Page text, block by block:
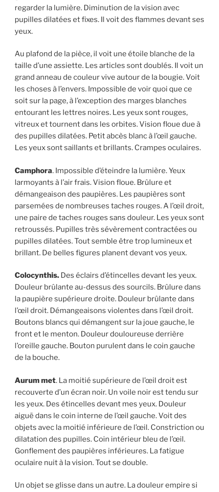
regarder la lumière. Diminution de la vision avec
pupilles dilatées et fixes. Il voit des flammes devant ses
yeux.
Au plafond de la pièce, il voit une étoile blanche de la
taille d’une assiette. Les articles sont doublés. Il voit un
grand anneau de couleur vive autour de la bougie. Voit
les choses à l’envers. Impossible de voir quoi que ce
soit sur la page, à l’exception des marges blanches
entourant les lettres noires. Les yeux sont rouges,
vitreux et tournent dans les orbites. Vision floue due à
des pupilles dilatées. Petit abcès blanc à l’œil gauche.
Les yeux sont saillants et brillants. Crampes oculaires.
Camphora. Impossible d’éteindre la lumière. Yeux
larmoyants à l’air frais. Vision floue. Brûlure et
démangeaison des paupières. Les paupières sont
parsemées de nombreuses taches rouges. A l’œil droit,
une paire de taches rouges sans douleur. Les yeux sont
retroussés. Pupilles très sévèrement contractées ou
pupilles dilatées. Tout semble être trop lumineux et
brillant. De belles figures planent devant vos yeux.
Colocynthis. Des éclairs d’étincelles devant les yeux.
Douleur brûlante au-dessus des sourcils. Brûlure dans
la paupière supérieure droite. Douleur brûlante dans
l’œil droit. Démangeaisons violentes dans l’œil droit.
Boutons blancs qui démangent sur la joue gauche, le
front et le menton. Douleur douloureuse derrière
l’oreille gauche. Bouton purulent dans le coin gauche
de la bouche.
Aurum met. La moitié supérieure de l’œil droit est
recouverte d’un écran noir. Un voile noir est tendu sur
les yeux. Des étincelles devant mes yeux. Douleur
aiguë dans le coin interne de l’œil gauche. Voit des
objets avec la moitié inférieure de l’œil. Constriction ou
dilatation des pupilles. Coin intérieur bleu de l’œil.
Gonflement des paupières inférieures. La fatigue
oculaire nuit à la vision. Tout se double.
Un objet se glisse dans un autre. La douleur empire si